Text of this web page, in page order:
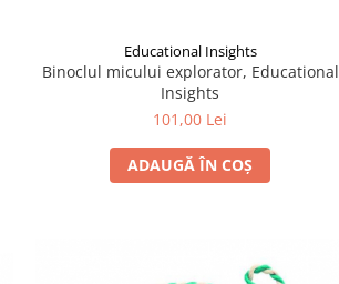
Educational Insights
Binoclul micului explorator, Educational
Insights
101,00 Lei
ADAUGĂ ÎN COȘ